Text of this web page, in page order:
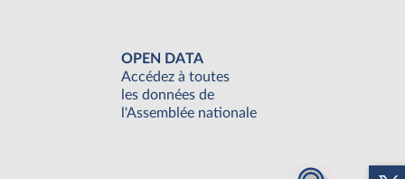
OPEN DATA
Accédez à toutes
les données de
l'Assemblée nationale